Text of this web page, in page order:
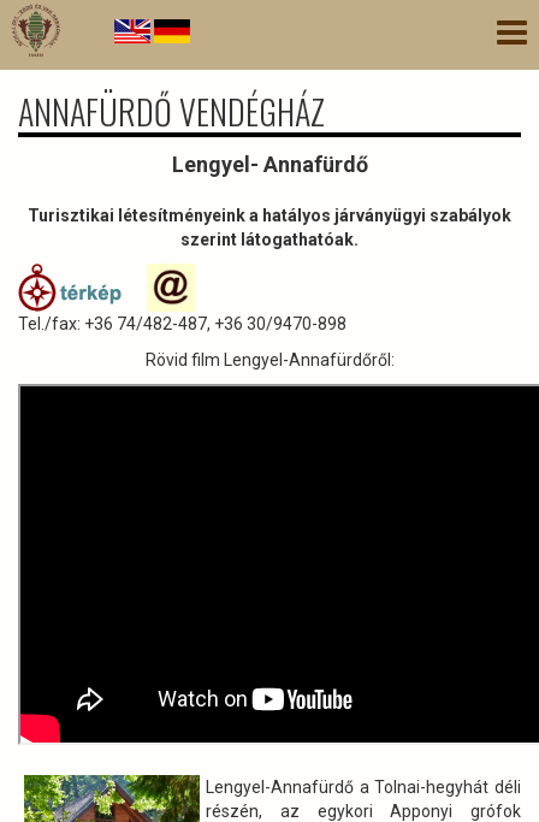
Ugrás
tartalomra
ANNAFÜRDŐ VENDÉGHÁZ
Lengyel- Annafürdő
Turisztikai létesítményeink a hatályos járványügyi szabályok
szerint látogathatóak.
Tel./fax: +36 74/482-487, +36 30/9470-898
Rövid film Lengyel-Annafürdőről:
Lengyel-Annafürdő a Tolnai-hegyhát déli
részén, az egykori Apponyi grófok